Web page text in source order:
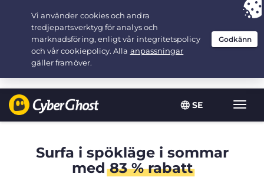
SE
Växla
Your choice:The Best Dealfor 2.1666666666667-years at $
/month
Surfa i spökläge i sommar
med83 % rabatt